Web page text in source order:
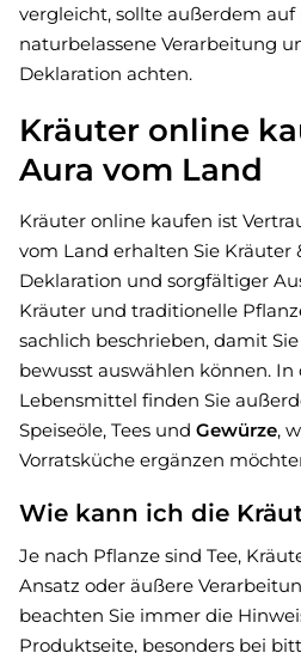
vergleicht, sollte außerdem auf
naturbelassene Verarbeitung
Deklaration achten.
Kräuter online
Aura vom Land
Kräuter online kaufen ist
vom Land erhalten Sie
Deklaration und sorgfältiger
Kräuter und traditionelle
sachlich beschrieben, damit
bewusst auswählen können. In
Lebensmittel finden Sie
Speiseöle, Tees und Gewürze,
Vorratsküche ergänzen
Wie kann ich die
Je nach Pflanze sind Tee,
Ansatz oder äußere
beachten Sie immer die
Produktseite, besonders bei